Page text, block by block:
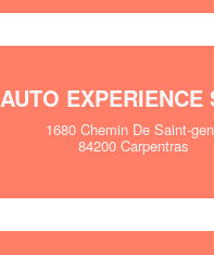
AUTO EXPERIENCE
1680 Chemin De Saint-
84200 Carpentras